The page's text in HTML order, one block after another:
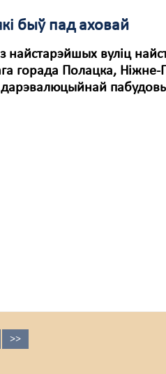
быў пад аховай
найстарэйшых вуліц
горада Полацка, Ніжне-
>>